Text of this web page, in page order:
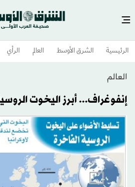
الرئيسية الشرق الأوسط​ العالم الرأي
العالم
إنفوغراف... أبرز اليخوت